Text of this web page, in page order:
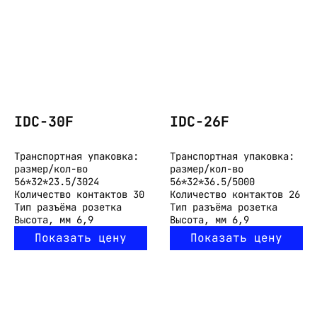
IDC-30F
Транспортная упаковка:
размер/кол-во
56*32*23.5/3024
Количество контактов 30
Тип разъёма розетка
Высота, мм 6,9
Показать цену
IDC-26F
Транспортная упаковка:
размер/кол-во
56*32*36.5/5000
Количество контактов 26
Тип разъёма розетка
Высота, мм 6,9
Показать цену